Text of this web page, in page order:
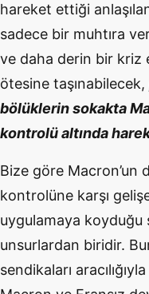
hareket ettiği
sadece bir muhtıra
ve daha derin bir kriz
ötesine taşınabilecek,
bölüklerin sokakta
kontrolü altında
Bize göre Macron’un
kontrolüne karşı
uygulamaya koyduğu
unsurlardan biridir.
sendikaları